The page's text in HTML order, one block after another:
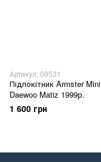
Артикул: 09531
Підлокітник Armster Mini
Daewoo Matiz 1999р.
1 600 грн